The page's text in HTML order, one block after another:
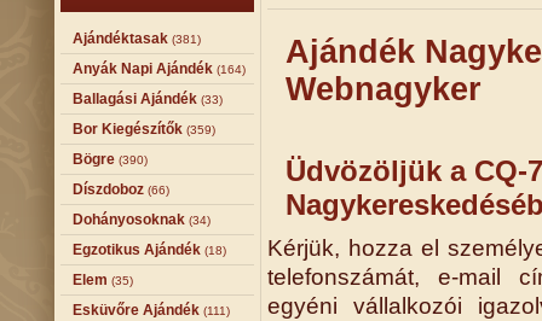
Ajándéktasak (381)
Anyák Napi Ajándék (164)
Ballagási Ajándék (33)
Bor Kiegészítők (359)
Bögre (390)
Díszdoboz (66)
Dohányosoknak (34)
Egzotikus Ajándék (18)
Elem (35)
Esküvőre Ajándék (111)
Ajándék
Webnagyker
Üdvözöljük a CQ-
Kérjük, hozza el
telefonszámát, e-mail
egyéni vállalkozói